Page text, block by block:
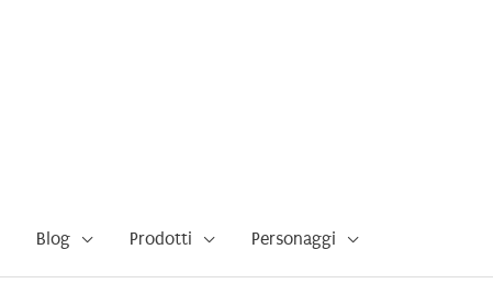
Blog Prodotti Personaggi